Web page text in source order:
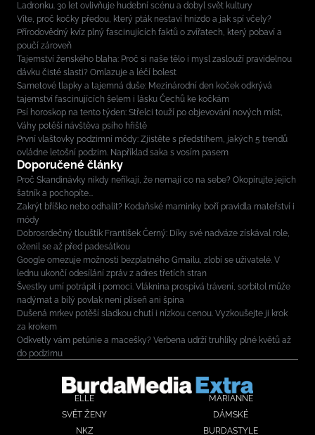
Ladronku. 30 let ovlivňuje hudební scénu a dobyl svět kultury
Víte, proč kočky předou, který pták nestaví hnízdo a jak spí včely?
Přírodovědný kvíz plný fascinujících faktů o zvířatech, který pobaví a
poučí zároveň
Tajemství ženského blaha: Proč si naše tělo i mysl zaslouží pravidelnou
dávku čisté slasti? Omlazuje a léčí bolest
Sametové tlapky a tajemná duše: Mezinárodní den koček odkrývá
tajemství fascinujících šelem i lásku Čechů ke kočkám
Psí horoskop na tento týden: Střelci touží po objevování nových míst,
Váhy potěší návštěva psího hřiště
První vlaštovky podzimní módy: Zjistěte s předstihem, jakých 5 trendů
ovládne letošní podzim. Například saka s vosím pasem
Doporučené články
Proč Skandinávky nikdy neříkají, že nemají co na sebe? Okopírujte jejich
šatník a pochopíte...
Zakrýt bříško nebo odhalit? Kodaňské maminky boří pravidla mateřství i
módy
Dobrosrdečný tlouštík František Černý: Díky své nadváze získával role,
oženil se až před padesátkou
Google omezuje možnosti bezplatného Gmailu, zlobí se uživatelé. V
lednu ukončí odesílání zpráv z adres třetích stran
Švestky umí potrápit i pomoci. Vláknina prospívá trávení, sorbitol může
nadýmat a bílý povlak není plíseň ani špína
Dušená mrkev potěší sladkou chutí i nízkou cenou. Vyzkoušejte ji krok
za krokem
Odkvetly vám petúnie a macešky? Verbena udrží truhlíky plné květů až
do podzimu
ELLE
MARIANNE
SVĚT ŽENY
DÁMSKÉ
NKZ
BURDASTYLE